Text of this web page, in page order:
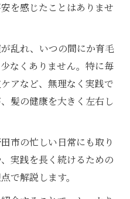
を感じたことはありませ
乱れ、いつの間にか育毛
なくありません。特に毎
アなど、無理なく実践で
髪の健康を大きく左右し
市の忙しい日常にも取り
実践を長く続けるための
で解説します。